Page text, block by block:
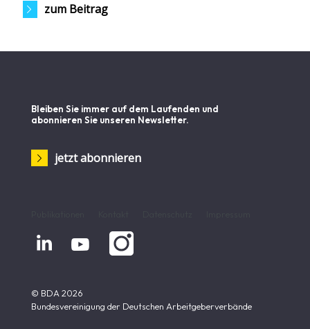
zum Beitrag
Bleiben Sie immer auf dem Laufenden und
abonnieren Sie unseren Newsletter.
jetzt abonnieren
 
© BDA 2026
Bundesvereinigung der Deutschen Arbeitgeberverbände